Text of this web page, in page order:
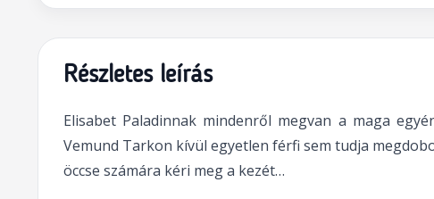
Részletes leírás
Elisabet Paladinnak mindenről megvan a maga
Vemund Tarkon kívül egyetlen férfi sem tudja
öccse számára kéri meg a kezét…